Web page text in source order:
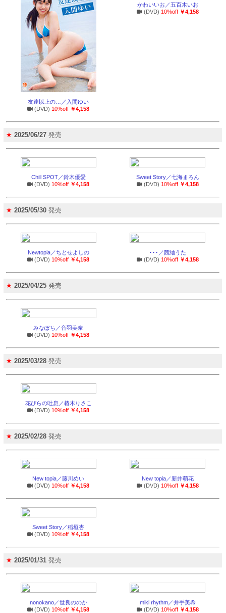
友達以上の…／入間ゆい
(DVD) 10%off ￥4,158
かわいいお／五百木いお
(DVD) 10%off ￥4,158
★ 2025/06/27 発売
Chill SPOT／鈴木優愛
(DVD) 10%off ￥4,158
Sweet Story／七海まろん
(DVD) 10%off ￥4,158
★ 2025/05/30 発売
Newtopia／ちとせよしの
(DVD) 10%off ￥4,158
･･･／茜紬うた
(DVD) 10%off ￥4,158
★ 2025/04/25 発売
みなぽち／音羽美奈
(DVD) 10%off ￥4,158
★ 2025/03/28 発売
花びらの吐息／椿木りさこ
(DVD) 10%off ￥4,158
★ 2025/02/28 発売
New topia／藤川めい
(DVD) 10%off ￥4,158
New topia／新井萌花
(DVD) 10%off ￥4,158
Sweet Story／稲垣杏
(DVD) 10%off ￥4,158
★ 2025/01/31 発売
nonokano／世良ののか
(DVD) 10%off ￥4,158
miki rhythm／井手美希
(DVD) 10%off ￥4,158